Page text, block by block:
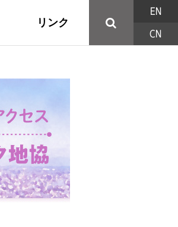
主な取り組み
資料
西北ブロック
X/Twitter
リンク
EN
CN